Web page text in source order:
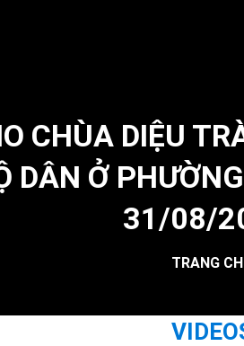
TRANG
CHÙA DIỆU
DÂN Ở
31/08/